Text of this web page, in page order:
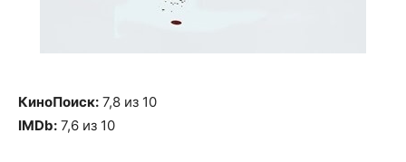
КиноПоиск: 7,8 из 10
IMDb: 7,6 из 10